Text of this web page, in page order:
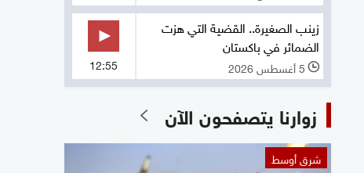
زينب الصغيرة.. القضية التي هزت
الضمائر في باكستان
l 5 أغسطس 2026 12:55
زوارنا يتصفحون الآن
شرق أوسط